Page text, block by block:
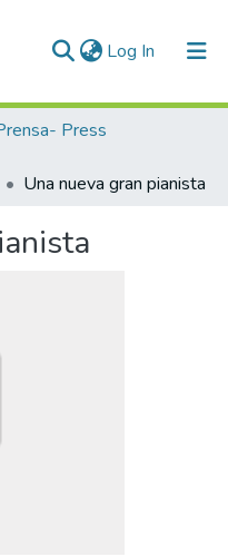
Log In (current)
Press
Una nueva gran pianista